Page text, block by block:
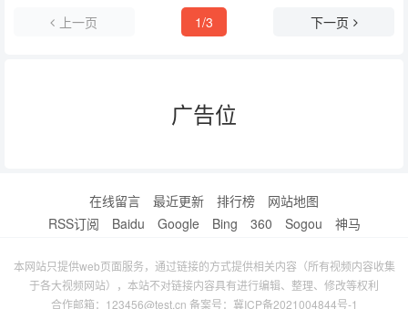
上一页 1/3 下一页
广告位
在线留言 最近更新 排行榜
网站地图
RSS订阅
Baidu Google Bing 360 Sogou 神马
本网站只提供web页面服务，通过链接的方式提供相关内容（所有视频内容收集
于各大视频网站），本站不对链接内容具有进行编辑、整理、修改等权利
合作邮箱：123456@test.cn 备案号： 冀ICP备2021004844号-1